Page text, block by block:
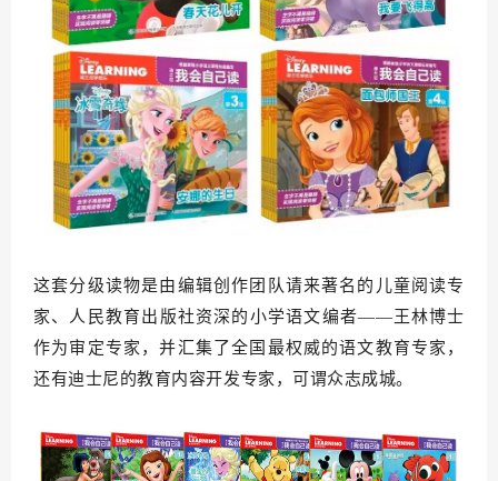
这套分级读物是由编辑创作团队请来著名的儿童阅读专
家、人民教育出版社资深的小学语文编者——王林博士
作为审定专家，并汇集了全国最权威的语文教育专家，
还有迪士尼的教育内容开发专家，可谓众志成城。